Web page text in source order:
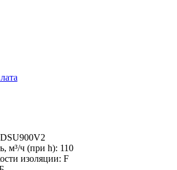
DSU900V2
м³/ч (при h): 110
изоляции: F